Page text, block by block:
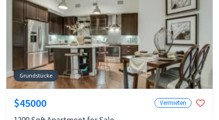
Grundstücke
$45000 Vermieten